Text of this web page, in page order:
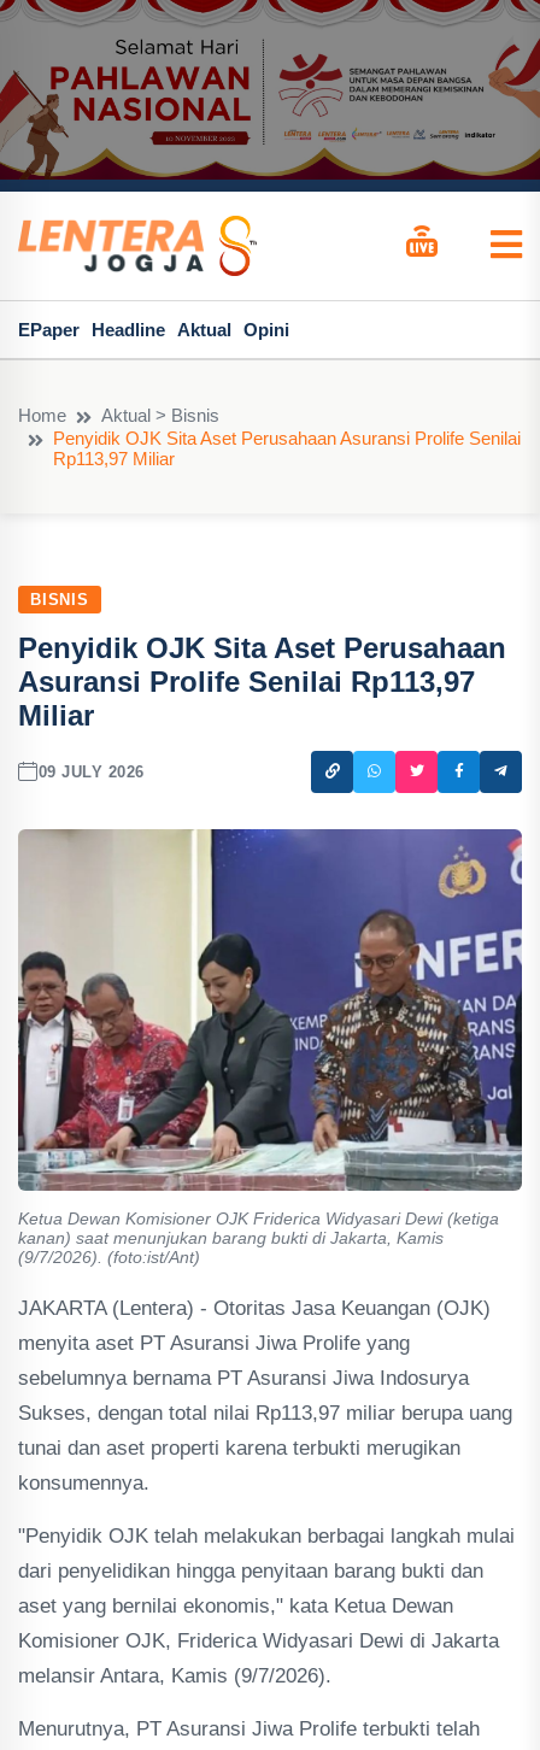
EPaper Headline Aktual Opini
Home
Aktual > Bisnis
Penyidik OJK Sita Aset Perusahaan Asuransi Prolife Senilai
Rp113,97 Miliar
BISNIS
Penyidik OJK Sita Aset Perusahaan
Asuransi Prolife Senilai Rp113,97
Miliar
09 JULY 2026
Ketua Dewan Komisioner OJK Friderica Widyasari Dewi (ketiga
kanan) saat menunjukan barang bukti di Jakarta, Kamis
(9/7/2026). (foto:ist/Ant)
JAKARTA (Lentera) - Otoritas Jasa Keuangan (OJK)
menyita aset PT Asuransi Jiwa Prolife yang
sebelumnya bernama PT Asuransi Jiwa Indosurya
Sukses, dengan total nilai Rp113,97 miliar berupa uang
tunai dan aset properti karena terbukti merugikan
konsumennya.
"Penyidik OJK telah melakukan berbagai langkah mulai
dari penyelidikan hingga penyitaan barang bukti dan
aset yang bernilai ekonomis," kata Ketua Dewan
Komisioner OJK, Friderica Widyasari Dewi di Jakarta
melansir Antara, Kamis (9/7/2026).
Menurutnya, PT Asuransi Jiwa Prolife terbukti telah